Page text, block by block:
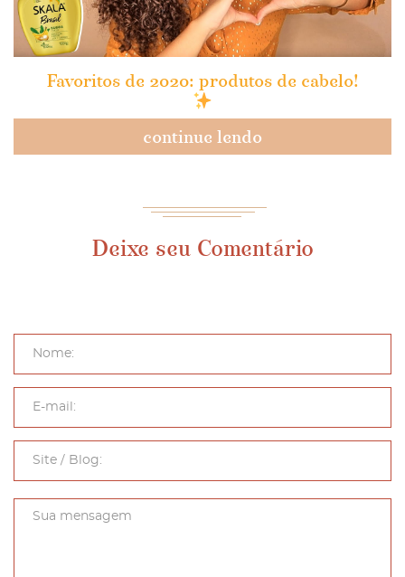
Favoritos de 2020: produtos de cabelo!
continue lendo
Deixe seu Comentário